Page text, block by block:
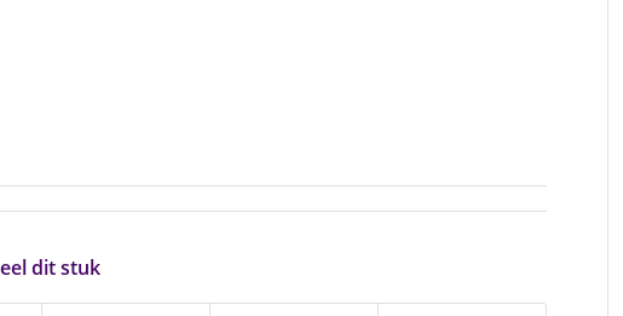
dit stuk